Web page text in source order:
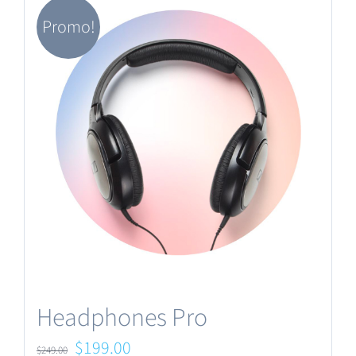
Promo!
Headphones Pro
$249.00 Le
$199.00